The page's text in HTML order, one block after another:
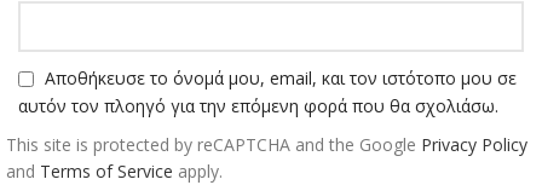
Αποθήκευσε το όνομά μου, email, και τον ιστότοπο μου σε
αυτόν τον πλοηγό για την επόμενη φορά που θα σχολιάσω.
This site is protected by reCAPTCHA and the Google Privacy Policy
and Terms of Service apply.